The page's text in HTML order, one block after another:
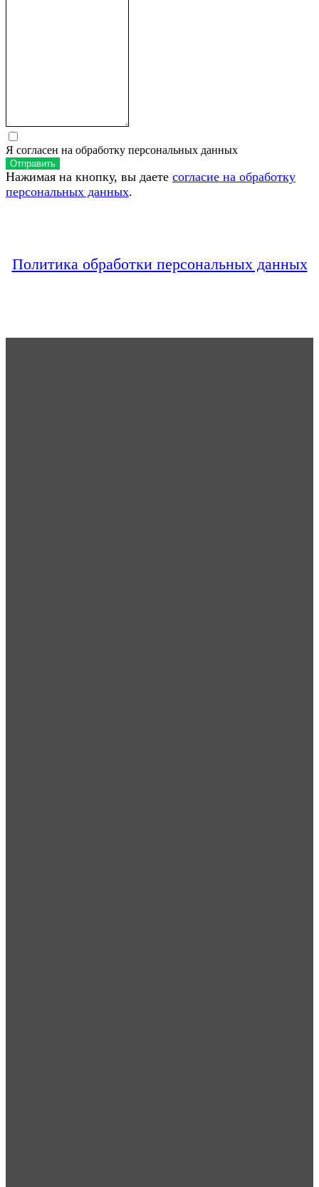
Я согласен на обработку персональных данных
Отправить
Нажимая на кнопку, вы даете согласие на обработку
персональных данных.
Политика обработки персональных данных